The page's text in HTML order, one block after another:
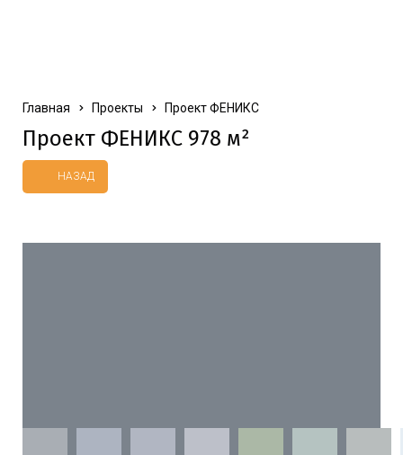
Главная Проекты Проект ФЕНИКС
Проект ФЕНИКС 978 м²
НАЗАД